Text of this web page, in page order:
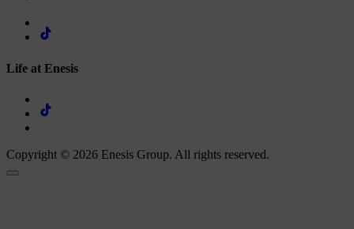
Life at Enesis
Copyright © 2026 Enesis Group. All rights reserved.